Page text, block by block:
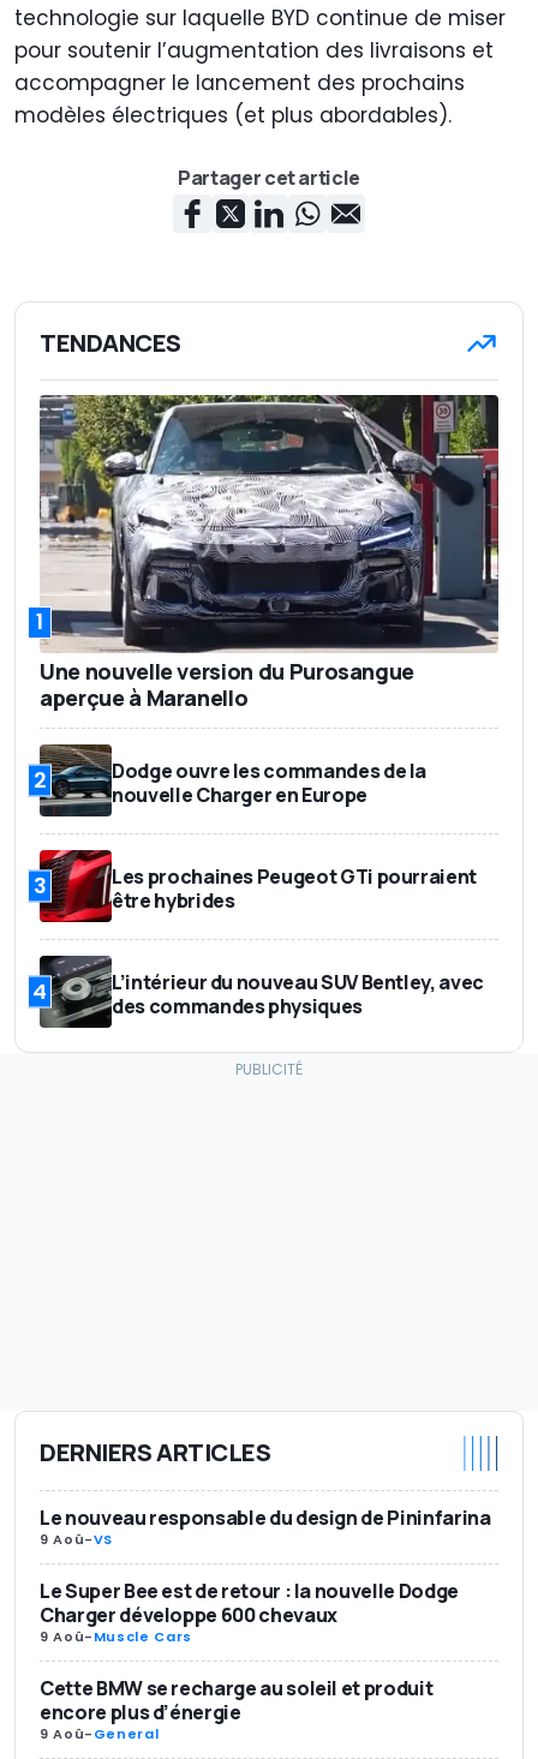
technologie sur laquelle BYD continue de miser
pour soutenir l’augmentation des livraisons et
accompagner le lancement des prochains
modèles électriques (et plus abordables).
Partager cet article
TENDANCES
1
Une nouvelle version du Purosangue
aperçue à Maranello
2
Dodge ouvre les commandes de la
nouvelle Charger en Europe
3
Les prochaines Peugeot GTi pourraient
être hybrides
4
L’intérieur du nouveau SUV Bentley, avec
des commandes physiques
DERNIERS ARTICLES
Le nouveau responsable du design de Pininfarina
9 Aoû-VS
Le Super Bee est de retour : la nouvelle Dodge
Charger développe 600 chevaux
9 Aoû-Muscle Cars
Cette BMW se recharge au soleil et produit
encore plus d’énergie
9 Aoû-General